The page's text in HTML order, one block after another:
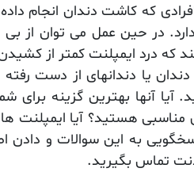
که کاشت دندان انجام
در حین عمل می توان از
که درد ایمپلنت کمتر از
دندان یا دندانهای از دست
آیا آنها بهترین گزینه برای
هستید؟ آیا ایمپلنت
به این سوالات و دادن
تماس بگیرید.